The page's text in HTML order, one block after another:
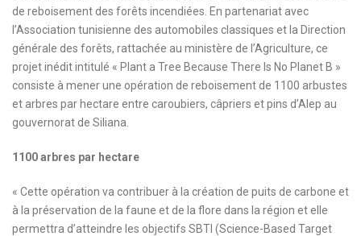
de reboisement des forêts incendiées. En partenariat avec
l’Association tunisienne des automobiles classiques et la Direction
générale des forêts, rattachée au ministère de l’Agriculture, ce
projet inédit intitulé « Plant a Tree Because There Is No Planet B »
consiste à mener une opération de reboisement de 1100 arbustes
et arbres par hectare entre caroubiers, câpriers et pins d’Alep au
gouvernorat de Siliana.
1100 arbres par hectare
« Cette opération va contribuer à la création de puits de carbone et
à la préservation de la faune et de la flore dans la région et elle
permettra d’atteindre les objectifs SBTI (Science-Based Target